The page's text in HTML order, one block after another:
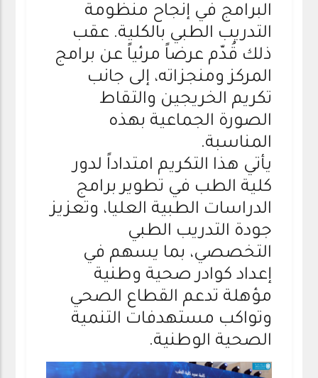
البرامج في إنجاح منظومة
التدريب الطبي بالكلية. عقب
ذلك قُدّم عرضاً مرئياً عن برامج
المركز ومنجزاته، إلى جانب
تكريم الخريجين والتقاط
الصورة الجماعية بهذه
المناسبة.
يأتي هذا التكريم امتداداً لدور
كلية الطب في تطوير برامج
الدراسات الطبية العليا، وتعزيز
جودة التدريب الطبي
التخصصي، بما يسهم في
إعداد كوادر صحية وطنية
مؤهلة تدعم القطاع الصحي
وتواكب مستهدفات التنمية
الصحية الوطنية.